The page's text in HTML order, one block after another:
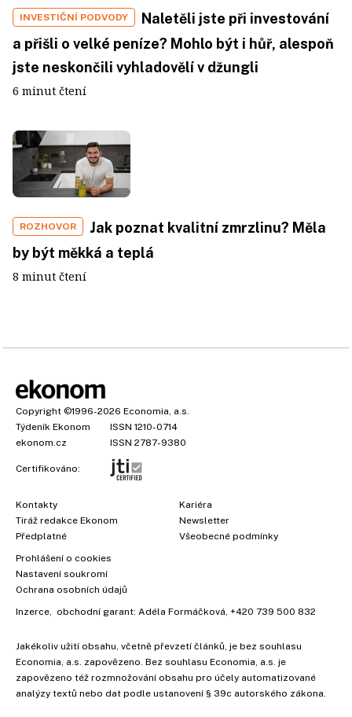
INVESTIČNÍ PODVODY
Naletěli jste při investování
a přišli o velké peníze? Mohlo být i hůř, alespoň
jste neskončili vyhladovělí v džungli
6 minut čtení
ROZHOVOR
Jak poznat kvalitní zmrzlinu? Měla
by být měkká a teplá
8 minut čtení
Copyright ©1996-2026 Economia, a.s.
Týdeník Ekonom
ISSN 1210-0714
ekonom.cz
ISSN 2787-9380
Certifikováno:
Kontakty
Tiráž redakce Ekonom
Předplatné
Kariéra
Newsletter
Všeobecné podmínky
Prohlášení o cookies
Nastavení soukromí
Ochrana osobních údajů
Inzerce , obchodní garant: Adéla Formáčková +420 739 500 832
Jakékoliv užití obsahu, včetně převzetí článků, je bez souhlasu
Economia, a.s. zapovězeno. Bez souhlasu Economia, a.s. je
zapovězeno též rozmnožování obsahu pro účely automatizované
analýzy textů nebo dat podle ustanovení § 39c autorského zákona.